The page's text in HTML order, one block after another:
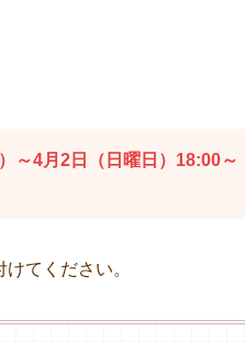
～4月2日（日曜日）18:00～
てください。